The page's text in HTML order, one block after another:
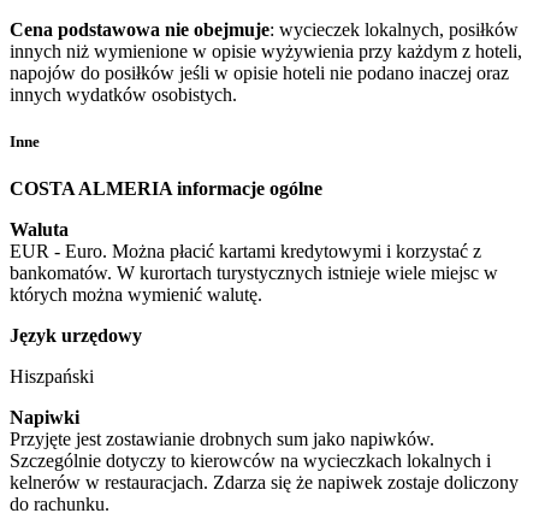
Cena podstawowa nie obejmuje: wycieczek lokalnych, posiłków
innych niż wymienione w opisie wyżywienia przy każdym z hoteli,
napojów do posiłków jeśli w opisie hoteli nie podano inaczej oraz
innych wydatków osobistych.
Inne
COSTA ALMERIA informacje ogólne
Waluta
EUR - Euro. Można płacić kartami kredytowymi i korzystać z
bankomatów. W kurortach turystycznych istnieje wiele miejsc w
których można wymienić walutę.
Język urzędowy
Hiszpański
Napiwki
Przyjęte jest zostawianie drobnych sum jako napiwków.
Szczególnie dotyczy to kierowców na wycieczkach lokalnych i
kelnerów w restauracjach. Zdarza się że napiwek zostaje doliczony
do rachunku.